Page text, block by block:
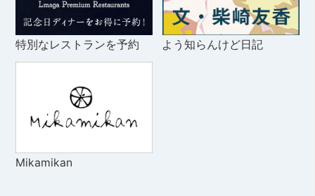
特別なレストランを予約 よう知らんけど日記
Mikamikan